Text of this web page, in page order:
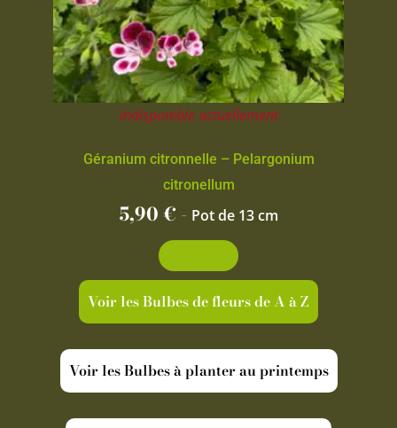
Indisponible actuellement
Géranium citronnelle – Pelargonium
citronellum
5,90€ - Pot de 13 cm
Voir les Bulbes de fleurs de A à Z
Voir les Bulbes à planter au printemps